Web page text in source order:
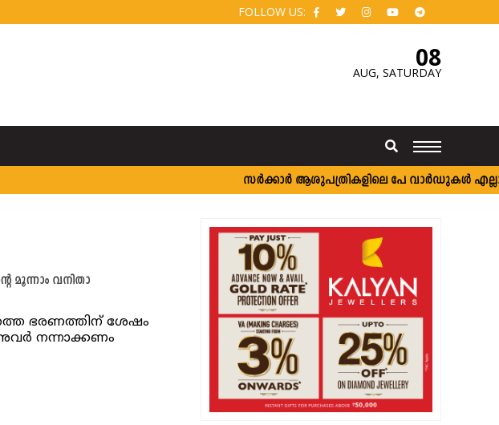
FOLLOW US:
08
AUG, SATURDAY
സർക്കാർ ആശുപത്രികളിലെ പേ വാർഡുകൾ
മൂന്നാം വനിതാ
ഭരണത്തിന് ശേഷം
അവർ നന്നാക്കണം